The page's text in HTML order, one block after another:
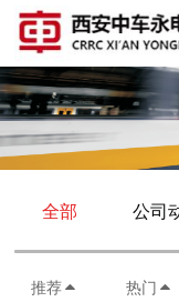
全部 公司
推荐 热门